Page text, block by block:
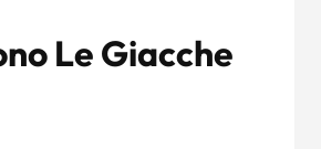
Le Giacche